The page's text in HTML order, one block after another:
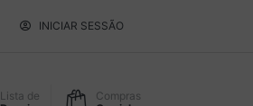
INICIAR SESSÃO
Lista de
Compras